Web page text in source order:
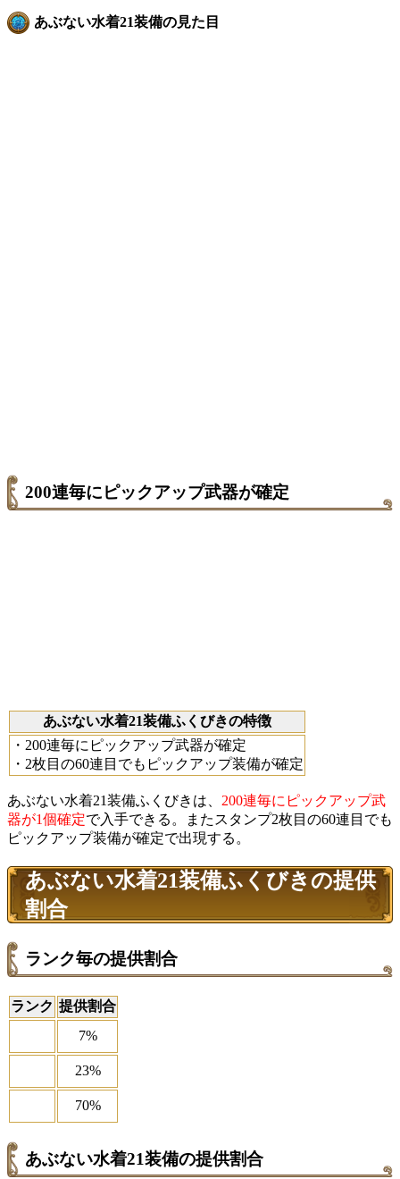
あぶない水着21装備の見た目
200連毎にピックアップ武器が確定
あぶない水着21装備ふくびきの特徴
・200連毎にピックアップ武器が確定
・2枚目の60連目でもピックアップ装備が確定
あぶない水着21装備ふくびきは、 200連毎にピックアップ武
器が1個確定で入手できる。またスタンプ2枚目の60連目でも
ピックアップ装備が確定で出現する。
あぶない水着21装備ふくびきの提供
割合
ランク毎の提供割合
ランク 提供割合
7%
23%
70%
あぶない水着21装備の提供割合